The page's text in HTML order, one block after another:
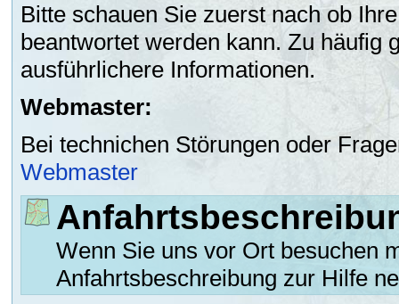
Bitte schauen Sie zuerst nach ob
beantwortet werden kann. Zu häufig
ausführlichere Informationen.
Webmaster:
Bei technichen Störungen oder
Webmaster
Wenn Sie uns vor Ort besuchen
Anfahrtsbeschreibung zur Hilfe